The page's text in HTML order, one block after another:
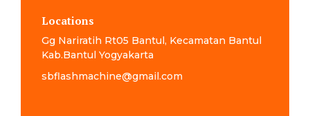
Locations
Gg Nariratih Rt05 Bantul, Kecamatan Bantul
Kab.Bantul Yogyakarta
sbflashmachine@gmail.com